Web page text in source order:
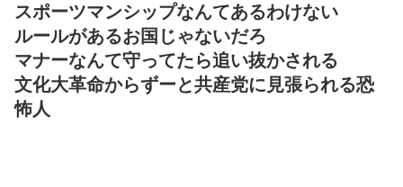
スポーツマンシップなんてあるわけない
ルールがあるお国じゃないだろ
マナーなんて守ってたら追い抜かされる
文化大革命からずーと共産党に見張られる恐
怖人